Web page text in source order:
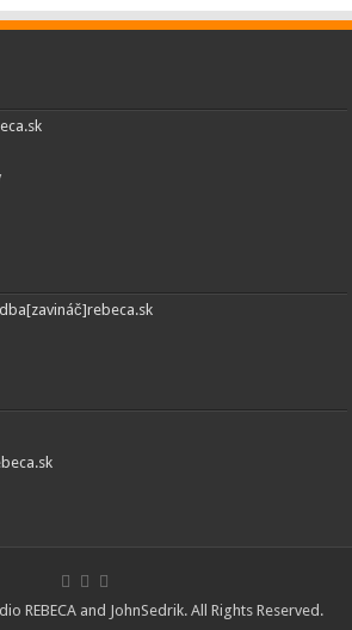
REBECA and JohnSedrik. All Rights Reserved.